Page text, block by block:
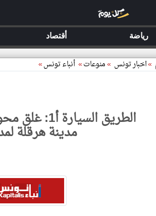
»اخبار تونس »منوعات» أنباء تونس»
الطريق
مدينة هرقلة
رياضة أقتصاد